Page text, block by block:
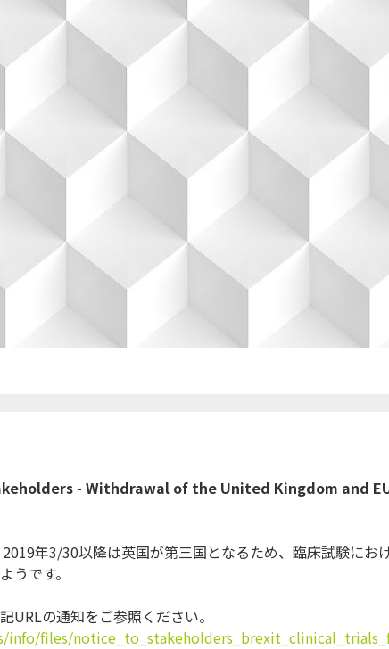
- Withdrawal of the United Kingdom and
年3/30以降は英国が第三国となるため、 臨床試験にお
うです。
URLの通知をご参照ください。
info/files/notice_to_ stakeholders_brexit_clinical_